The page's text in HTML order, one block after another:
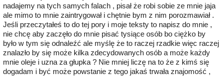
nadajemy na tych samych falach , pisał że robi sobie ze mnie jaja
ale mimo to mnie zaintrygował i chętnie bym z nim porozmawiał .
Jeśli przeczytałeś to do tej pory i moje teksty to napisz do mnie ,
nie chcę aby zaczęło do mnie pisać tysiące osób bo ciężko by
było w tym się odnaleźć ale myślę że to raczej rzadkie więc raczej
znalazło by się może kilka zdecydowanych osób a może każdy
mnie oleje i uzna za głupka ? Nie mniej liczę na to że z kimś się
dogadam i być może powstanie z tego jakaś trwała znajomość ,